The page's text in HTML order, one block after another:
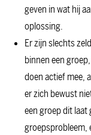
geven in wat hij
oplossing.
Er zijn slechts
binnen een
doen actief mee,
er zich bewust
een groep dit
groepsprobleem,